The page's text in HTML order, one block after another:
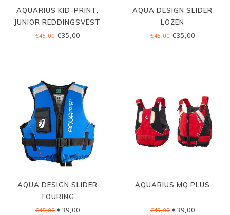
AQUARIUS KID-PRINT,
JUNIOR REDDINGSVEST
€45,00€35,00
AQUA DESIGN SLIDER
LOZEN
€45,00€35,00
AQUA DESIGN SLIDER
TOURING
€45,00€39,00
AQUARIUS MQ PLUS
€49,00€39,00